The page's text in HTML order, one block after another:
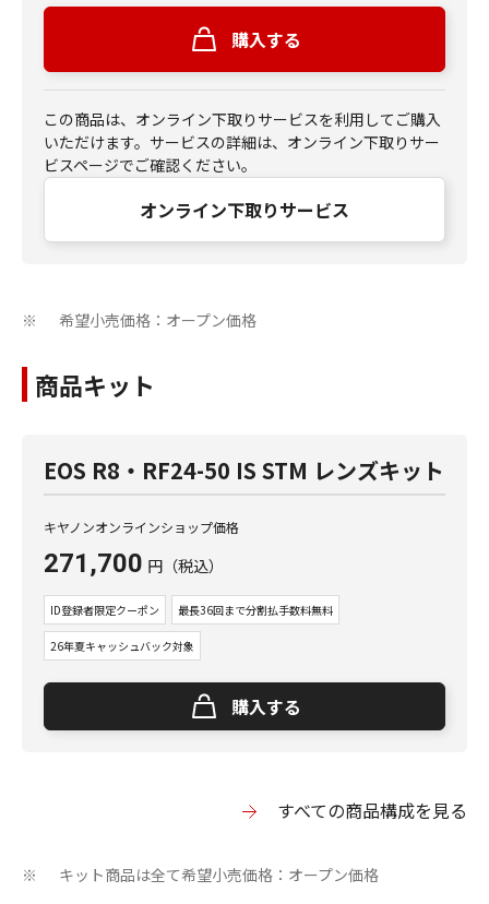
購入する
この商品は、オンライン下取りサービスを利用してご購入
いただけます。サービスの詳細は、オンライン下取りサー
ビスページでご確認ください。
オンライン下取りサービス
※ 希望小売価格：オープン価格
商品キット
EOS R8・RF24-50 IS STM レンズキット
キヤノンオンラインショップ価格
271,700 円 （税込）
ID登録者限定クーポン 最長36回まで分割払手数料無料
26年夏キャッシュバック対象
購入する
すべての商品構成を見る
※ キット商品は全て希望小売価格：オープン価格